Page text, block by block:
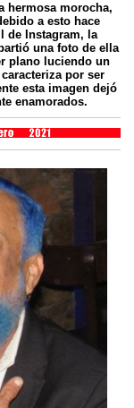
hermosa morocha,
a esto hace
de Instagram, la
una foto de ella
plano luciendo un
por ser
esta imagen dejó
enamorados.